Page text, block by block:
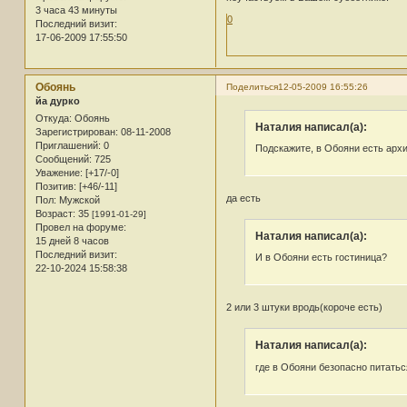
3 часа 43 минуты
Последний визит:
17-06-2009 17:55:50
0
Поделиться12-05-2009 16:55:26
Обоянь
йа дурко
Откуда: Обоянь
Зарегистрирован: 08-11-2008
Приглашений: 0
Сообщений: 725
Уважение: [+17/-0]
Позитив: [+46/-11]
Пол: Мужской
Возраст: 35 [1991-01-29]
Провел на форуме:
15 дней 8 часов
Последний визит:
22-10-2024 15:58:38
Наталия написал(а):
Подскажите, в Обояни есть
да есть
Наталия написал(а):
И в Обояни есть гостиница?
2 или 3 штуки вродь(короче есть)
Наталия написал(а):
где в Обояни безопасно